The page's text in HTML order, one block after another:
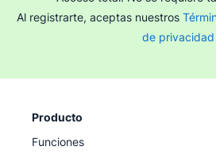
Al registrarte, aceptas nuestros
de privacidad
Producto
Funciones